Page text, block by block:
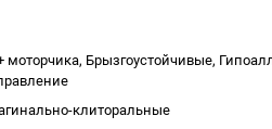
моторчика, Брызгоустойчивые,
клиторальные